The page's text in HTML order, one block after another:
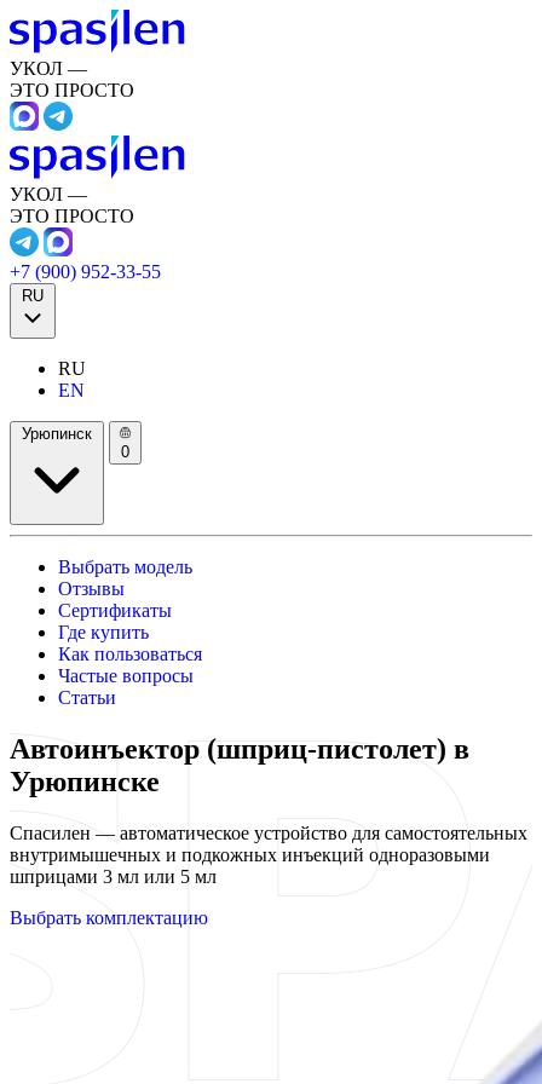
УКОЛ —
ЭТО ПРОСТО
УКОЛ —
ЭТО ПРОСТО
+7 (900) 952-33-55
RU
RU
EN
Урюпинск
0
Выбрать модель
Отзывы
Сертификаты
Где купить
Как пользоваться
Частые вопросы
Статьи
Автоинъектор (шприц-пистолет) в
Урюпинске
Спасилен — автоматическое устройство для самостоятельных
внутримышечных и подкожных инъекций одноразовыми
шприцами 3 мл или 5 мл
Выбрать комплектацию